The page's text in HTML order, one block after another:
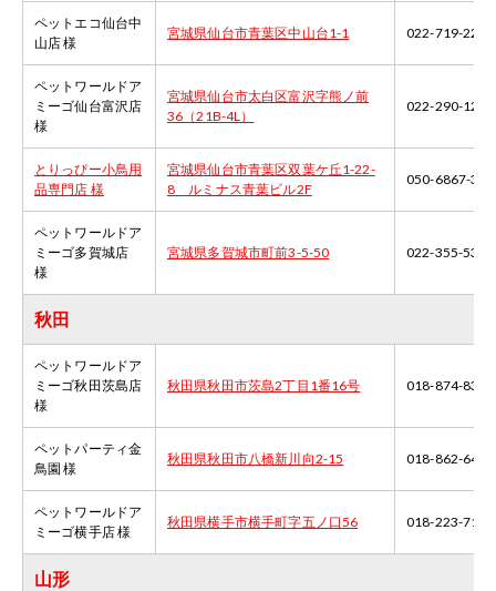
ペットエコ仙台中
山店 様
宮城県仙台市青葉区中山台1-1 022-719-2211
ペットワールドア
ミーゴ仙台富沢店
様
宮城県仙台市太白区富沢字熊ノ前
36（21B-4L）
022-290-1233
とりっぴー小鳥用
品専門店 様
宮城県仙台市青葉区双葉ケ丘1-22-
8 ルミナス青葉ビル2F
050-6867-
ペットワールドア
ミーゴ多賀城店
様
宮城県多賀城市町前3-5-50 022-355-5338
秋田
ペットワールドア
ミーゴ秋田茨島店
様
秋田県秋田市茨島2丁目1番16号 018-874-8383
ペットパーティ金
鳥園 様
秋田県秋田市八橋新川向2-15 018-862-6451
ペットワールドア
ミーゴ横手店 様
秋田県横手市横手町字五ノ口56 018-223-7140
山形